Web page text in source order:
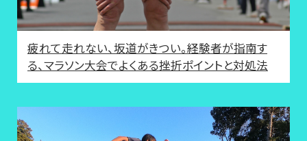
疲れて走れない、坂道がきつい。経験者が指南す
る、マラソン大会でよくある挫折ポイントと対処法